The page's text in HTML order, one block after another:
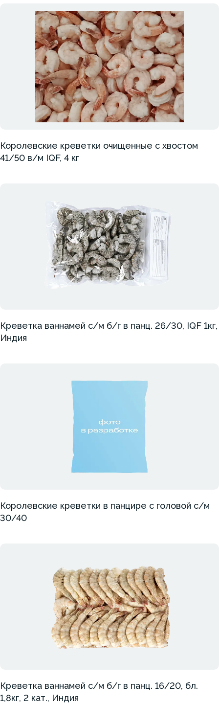
Королевские креветки очищенные с хвостом
41/50 в/м IQF, 4 кг
Креветка ваннамей с/м б/г в панц. 26/30, IQF 1кг,
Индия
Королевские креветки в панцире с головой с/м
30/40
Креветка ваннамей с/м б/г в панц. 16/20, бл.
1,8кг, 2 кат., Индия